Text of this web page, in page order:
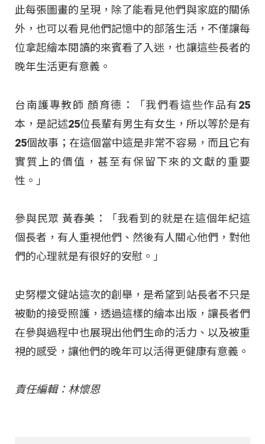
此每張圖畫的呈現，除了能看見他們與家庭的關係
外，也可以看見他們記憶中的部落生活，不僅讓每
位拿起繪本閱讀的來賓看了入迷，也讓這些長者的
晚年生活更有意義。
台南護專教師 顏育德：「我們看這些作品有25
本，是記述25位長輩有男生有女生，所以等於是有
25個故事；在這個當中這是非常不容易，而且它有
實質上的價值，甚至有保留下來的文獻的重要
性。」
參與民眾 黃春美：「我看到的就是在這個年紀這
個長者，有人重視他們、然後有人關心他們，對他
們的心理就是有很好的安慰。」
史努櫻文健站這次的創舉，是希望到站長者不只是
被動的接受照護，透過這樣的繪本出版，讓長者們
在參與過程中也展現出他們生命的活力、以及被重
視的感受，讓他們的晚年可以活得更健康有意義。
責任編輯：林懷恩